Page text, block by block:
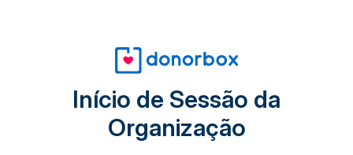
Início de Sessão da
Organização